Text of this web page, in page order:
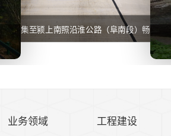
临泉宋集至颍上南照沿淮公路（阜南段）畅通工程
业务领域 工程建设